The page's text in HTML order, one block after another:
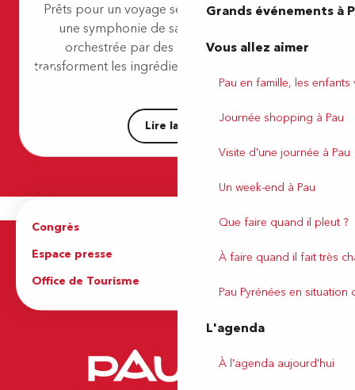
Grands événements à
Vous allez aimer
Pau en famille, les
Journée shopping à Pau
Visite d'une journée à Pau
Un week-end à Pau
Que faire quand il pleut ?
À faire quand il fait très
Pau Pyrénées en situation
L'agenda
À l'agenda aujourd'hui
Le Boulevard des Glaces
Prêts pour un voyage sensoriel ? Plongez dans
une symphonie de saveurs et de textures,
orchestrée par des chefs talentueux qui
transforment les ingrédients locaux en véritables...
Lire la suite
Congrès
Espace pro
Espace presse
Brochures
Office de Tourisme